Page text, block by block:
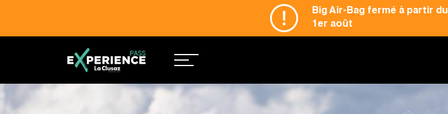
Big Air-Bag fermé à partir du
1er août